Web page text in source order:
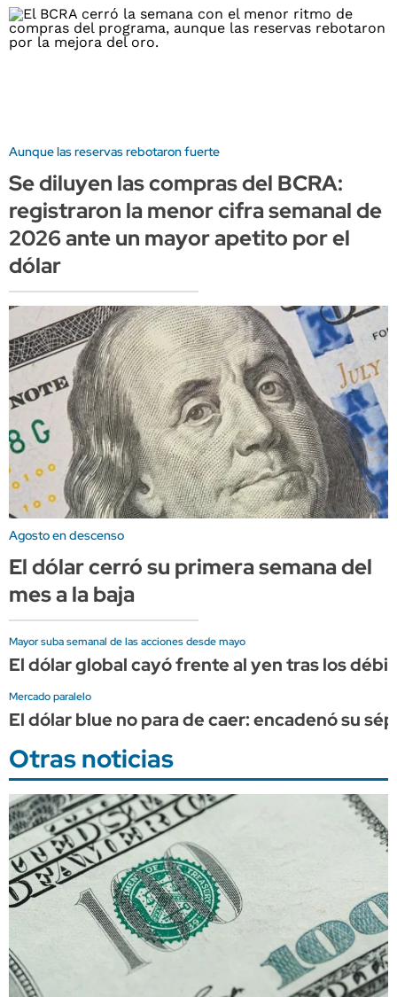
Aunque las reservas rebotaron fuerte
Se diluyen las compras del BCRA:
registraron la menor cifra semanal de
2026 ante un mayor apetito por el
dólar
Agosto en descenso
El dólar cerró su primera semana del
mes a la baja
Mayor suba semanal de las acciones desde mayo
El dólar global cayó frente al yen tras los
Mercado paralelo
El dólar blue no para de caer: encadenó su
Otras noticias